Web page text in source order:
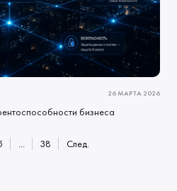
26 МАРТА 2026
бизнеса
... 38 След.